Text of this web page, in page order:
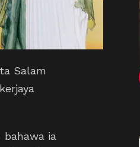
Salam
bahawa ia